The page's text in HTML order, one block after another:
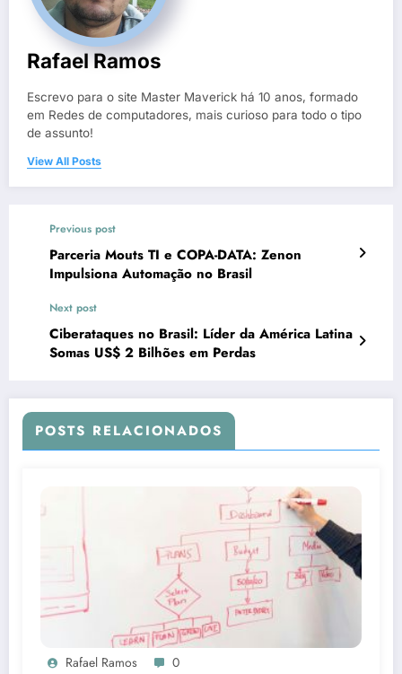
Rafael Ramos
Escrevo para o site Master Maverick há 10 anos, formado
em Redes de computadores, mais curioso para todo o tipo
de assunto!
View All Posts
Previous post
Parceria Mouts TI e COPA-DATA: Zenon
Impulsiona Automação no Brasil
Next post
Ciberataques no Brasil: Líder da América Latina
Somas US$ 2 Bilhões em Perdas
POSTS RELACIONADOS
Rafael Ramos 0